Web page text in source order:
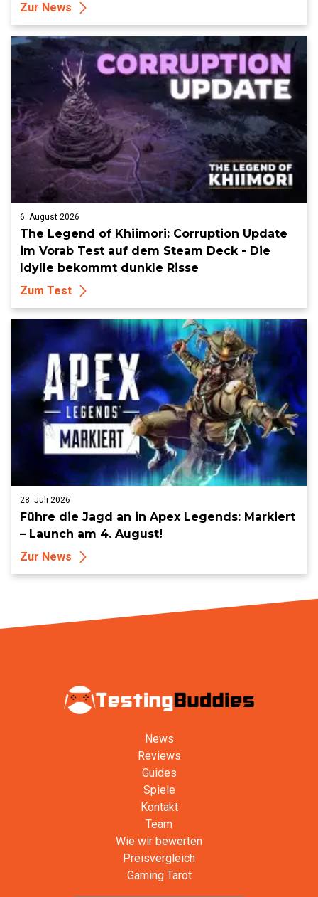
Zur News
6. August 2026
The Legend of Khiimori: Corruption Update
im Vorab Test auf dem Steam Deck - Die
Idylle bekommt dunkle Risse
Zum Test
28. Juli 2026
Führe die Jagd an in Apex Legends: Markiert
– Launch am 4. August!
Zur News
News
Reviews
Guides
Spiele
Kontakt
Team
Wie wir bewerten
Preisvergleich
Gaming Tarot